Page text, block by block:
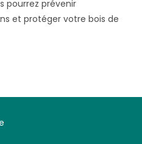
pourrez prévenir
et protéger votre bois de